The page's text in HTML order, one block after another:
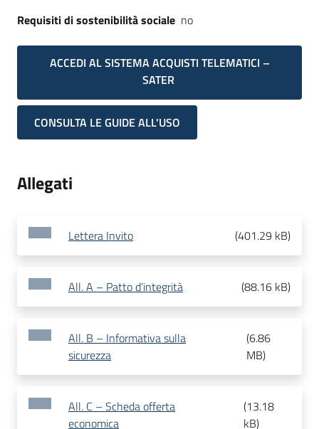
Requisiti di sostenibilità sociale no
ACCEDI AL SISTEMA ACQUISTI TELEMATICI –
SATER
CONSULTA LE GUIDE ALL'USO
Allegati
Lettera Invito (401.29 kB)
All. A – Patto d’integrità (88.16 kB)
All. B – Informativa sulla
sicurezza
(6.86
MB)
All. C – Scheda offerta
economica
(13.18
kB)